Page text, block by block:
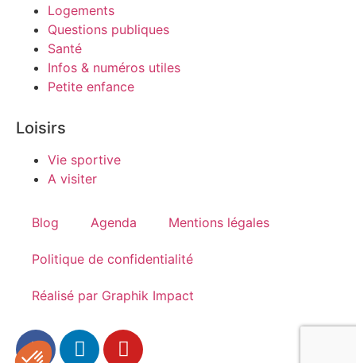
Logements
Questions publiques
Santé
Infos & numéros utiles
Petite enfance
Loisirs
Vie sportive
A visiter
Blog Agenda Mentions légales
Politique de confidentialité
Réalisé par Graphik Impact